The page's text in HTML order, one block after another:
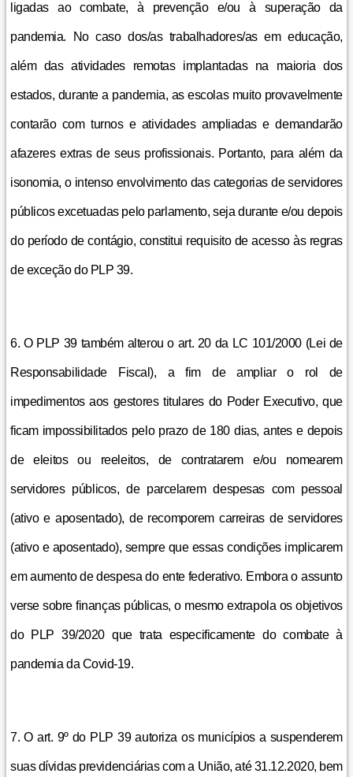
ligadas ao combate, à prevenção e/ou à superação da
pandemia. No caso dos/as trabalhadores/as em educação,
além das atividades remotas implantadas na maioria dos
estados, durante a pandemia, as escolas muito provavelmente
contarão com turnos e atividades ampliadas e demandarão
afazeres extras de seus profissionais. Portanto, para além da
isonomia, o intenso envolvimento das categorias de servidores
públicos excetuadas pelo parlamento, seja durante e/ou depois
do período de contágio, constitui requisito de acesso às regras
de exceção do PLP 39.
6. O PLP 39 também alterou o art. 20 da LC 101/2000 (Lei de
Responsabilidade Fiscal), a fim de ampliar o rol de
impedimentos aos gestores titulares do Poder Executivo, que
ficam impossibilitados pelo prazo de 180 dias, antes e depois
de eleitos ou reeleitos, de contratarem e/ou nomearem
servidores públicos, de parcelarem despesas com pessoal
(ativo e aposentado), de recomporem carreiras de servidores
(ativo e aposentado), sempre que essas condições implicarem
em aumento de despesa do ente federativo. Embora o assunto
verse sobre finanças públicas, o mesmo extrapola os objetivos
do PLP 39/2020 que trata especificamente do combate à
pandemia da Covid-19.
7. O art. 9º do PLP 39 autoriza os municípios a suspenderem
suas dívidas previdenciárias com a União, até 31.12.2020, bem